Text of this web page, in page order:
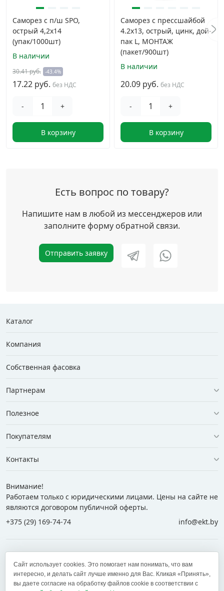
Саморез с п/ш SPO,
острый 4,2х14
(упак/1000шт)
В наличии
30.41 руб. -43.4%
17.22 руб. без НДС
- +
В корзину
Саморез с прессшайбой
4.2x13, острый, цинк, дой-
пак L, МОНТАЖ
(пакет/900шт)
В наличии
20.09 руб. без НДС
- +
В корзину
Есть вопрос по товару?
Напишите нам в любой из мессенджеров или
заполните форму обратной связи.
Отправить заявку
Каталог
Компания
Собственная фасовка
Партнерам
Полезное
Покупателям
Контакты
Внимание!
Работаем только с юридическими лицами. Цены на сайте не
являются договором публичной оферты.
+375 (29) 169-74-74
info@ekt.by
+375 (17) 269-74-74
zakaz@ekt.by
Сайт использует cookies. Это помогает нам понимать, что вам
интересно, и делать сайт лучше именно для Вас. Кликая «Принять»,
вы даете согласие на обработку файлов cookie в соответствии с